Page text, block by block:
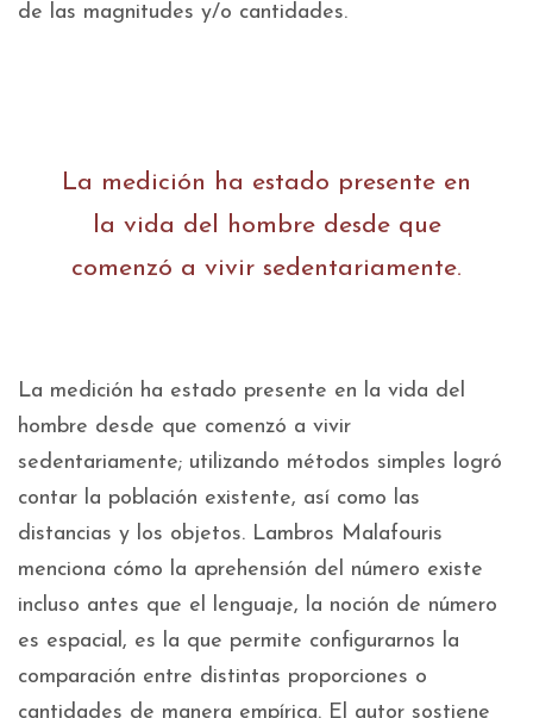
de las magnitudes y/o cantidades.
La medición ha estado presente en
la vida del hombre desde que
comenzó a vivir sedentariamente.
La medición ha estado presente en la vida del
hombre desde que comenzó a vivir
sedentariamente; utilizando métodos simples logró
contar la población existente, así como las
distancias y los objetos. Lambros Malafouris
menciona cómo la aprehensión del número existe
incluso antes que el lenguaje, la noción de número
es espacial, es la que permite configurarnos la
comparación entre distintas proporciones o
cantidades de manera empírica. El autor sostiene